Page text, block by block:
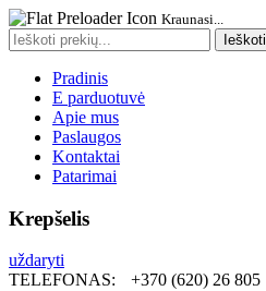
Kraunasi...
Search
for:
Ieškoti
Pradinis
E parduotuvė
Apie mus
Paslaugos
Kontaktai
Patarimai
Krepšelis
uždaryti
TELEFONAS:
+370 (620) 26 805